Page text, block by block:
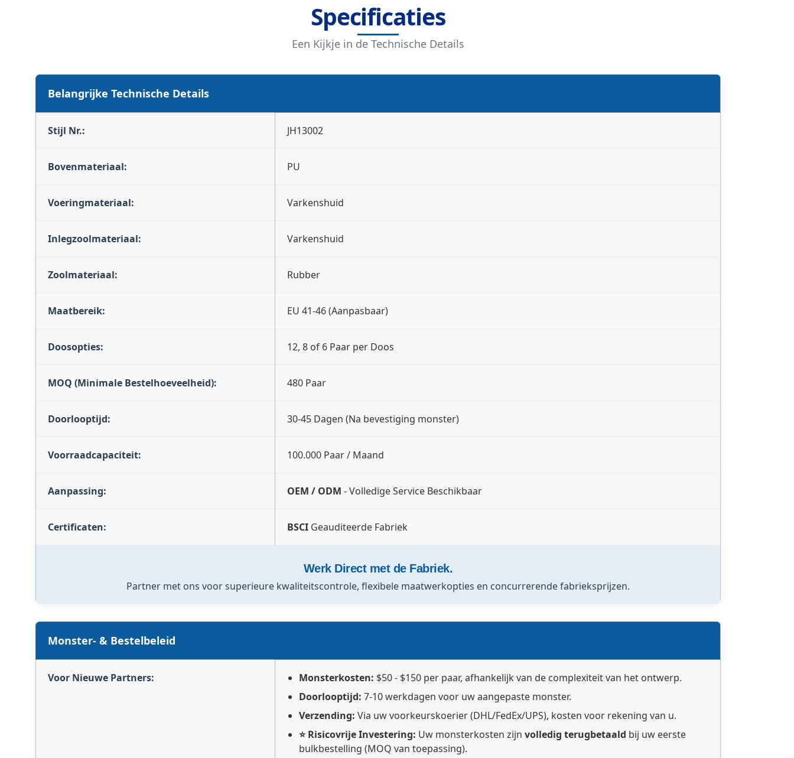
Specificaties
Een Kijkje in de Technische Details
Belangrijke Technische Details
Stijl Nr.: JH13002
Bovenmateriaal: PU
Voeringmateriaal: Varkenshuid
Inlegzoolmateriaal: Varkenshuid
Zoolmateriaal: Rubber
Maatbereik: EU 41-46 (Aanpasbaar)
Doosopties: 12, 8 of 6 Paar per Doos
MOQ (Minimale Bestelhoeveelheid): 480 Paar
Doorlooptijd: 30-45 Dagen (Na bevestiging monster)
Voorraadcapaciteit: 100.000 Paar / Maand
Aanpassing: OEM / ODM - Volledige Service Beschikbaar
Certificaten: BSCI Geauditeerde Fabriek
Werk Direct met de Fabriek.
Partner met ons voor superieure kwaliteitscontrole, flexibele maatwerkopties en concurrerende fabrieksprijzen.
Monster- & Bestelbeleid
Voor Nieuwe Partners: Monsterkosten: $50 - $150 per paar, afhankelijk van de complexiteit van het ontwerp.
Doorlooptijd: 7-10 werkdagen voor uw aangepaste monster.
Verzending: Via uw voorkeurskoerier (DHL/FedEx/UPS), kosten voor rekening van u.
⭐ Risicovrije Investering: Uw monsterkosten zijn volledig terugbetaald bij uw eerste
bulkbestelling (MOQ van toepassing).